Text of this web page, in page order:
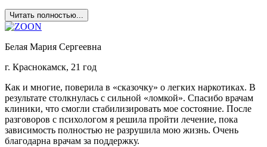
Читать полностью...
Белая Мария Сергеевна
г. Краснокамск, 21 год
Как и многие, поверила в «сказочку» о легких наркотиках. В
результате столкнулась с сильной «ломкой». Спасибо врачам
клиники, что смогли стабилизировать мое состояние. После
разговоров с психологом я решила пройти лечение, пока
зависимость полностью не разрушила мою жизнь. Очень
благодарна врачам за поддержку.